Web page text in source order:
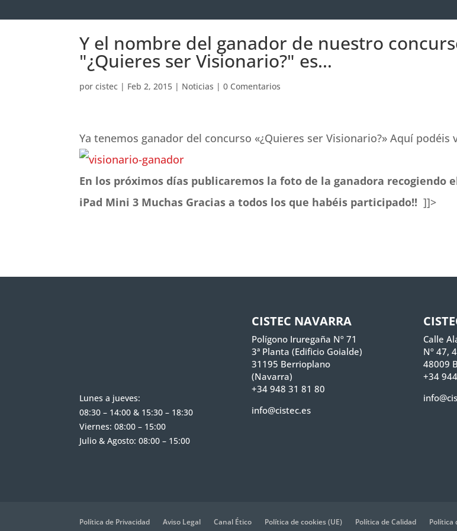
Y el nombre del ganador de nuestro
"¿Quieres ser Visionario?" es…
porcistec | Feb 2, 2015 | Noticias |0 Comentarios
Ya tenemos ganador del concurso «¿Quieres ser Visionario?» Aquí podéis
En los próximos días publicaremos la foto de la ganadora recogiendo
iPad Mini 3 Muchas Gracias a todos los que habéis participado!! ]]>
Lunes a jueves:
08:30 – 14:00 & 15:30 – 18:30
Viernes: 08:00 – 15:00
Julio & Agosto: 08:00 – 15:00
CISTEC NAVARRA
Polígono Iruregaña Nº 71
3ª Planta (Edificio Goialde)
31195 Berrioplano
(Navarra)
+34 948 31 81 80
info@cistec.es
Calle
Nº 47,
48009
+34
Política de Privacidad Aviso Legal Canal Ético Política de cookies (UE) Política de Calidad Política